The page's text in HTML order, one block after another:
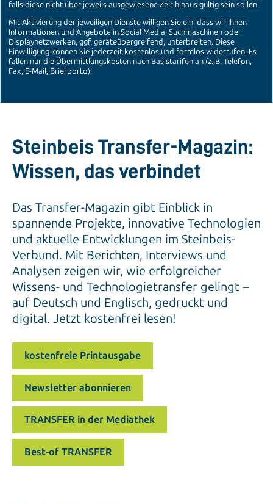
Steinbeis Transfer-Magazin:
Wissen, das verbindet
Das Transfer-Magazin gibt Einblick in
spannende Projekte, innovative Technologien
und aktuelle Entwicklungen im Steinbeis-
Verbund. Mit Berichten, Interviews und
Analysen zeigen wir, wie erfolgreicher
Wissens- und Technologietransfer gelingt –
auf Deutsch und Englisch, gedruckt und
digital. Jetzt kostenfrei lesen!
kostenfreie Printausgabe
Newsletter abonnieren
TRANSFER in der Mediathek
Best-of TRANSFER